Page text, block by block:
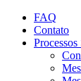
Conteúdo
FAQ
Contato